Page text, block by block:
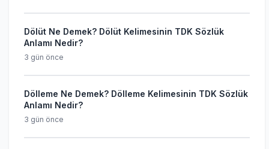
Dölüt Ne Demek? Dölüt Kelimesinin TDK Sözlük
Anlamı Nedir?
3 gün önce
Dölleme Ne Demek? Dölleme Kelimesinin TDK Sözlük
Anlamı Nedir?
3 gün önce